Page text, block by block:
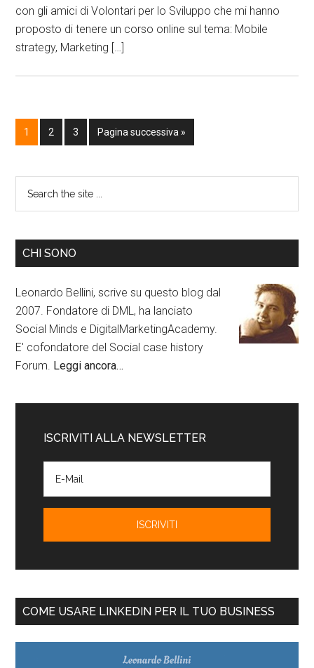
con gli amici di Volontari per lo Sviluppo che mi hanno
proposto di tenere un corso online sul tema: Mobile
strategy, Marketing […]
1 2 3 Pagina successiva »
CHI SONO
Leonardo Bellini, scrive su questo blog dal
2007. Fondatore di DML, ha lanciato
Social Minds e DigitalMarketingAcademy.
E' cofondatore del Social case history
Forum. Leggi ancora…
ISCRIVITI ALLA NEWSLETTER
COME USARE LINKEDIN PER IL TUO BUSINESS